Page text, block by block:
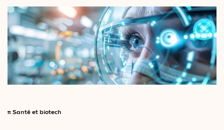
Économie
Industrie
Science et technologies
Société
π Santé et biotech